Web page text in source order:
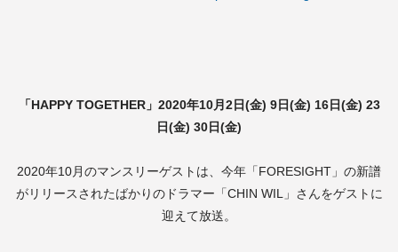
「HAPPY TOGETHER」2020年10月2日(金) 9日(金) 16日(金) 23
日(金) 30日(金)
2020年10月のマンスリーゲストは、今年「FORESIGHT」の新譜
がリリースされたばかりのドラマー「CHIN WIL」さんをゲストに
迎えて放送。